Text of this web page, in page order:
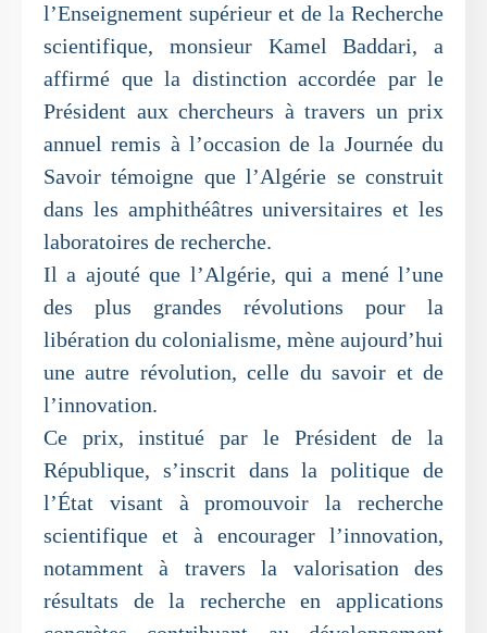
l’Enseignement supérieur et de la Recherche
scientifique, monsieur Kamel Baddari, a
affirmé que la distinction accordée par le
Président aux chercheurs à travers un prix
annuel remis à l’occasion de la Journée du
Savoir témoigne que l’Algérie se construit
dans les amphithéâtres universitaires et les
laboratoires de recherche.
Il a ajouté que l’Algérie, qui a mené l’une
des plus grandes révolutions pour la
libération du colonialisme, mène aujourd’hui
une autre révolution, celle du savoir et de
l’innovation.
Ce prix, institué par le Président de la
République, s’inscrit dans la politique de
l’État visant à promouvoir la recherche
scientifique et à encourager l’innovation,
notamment à travers la valorisation des
résultats de la recherche en applications